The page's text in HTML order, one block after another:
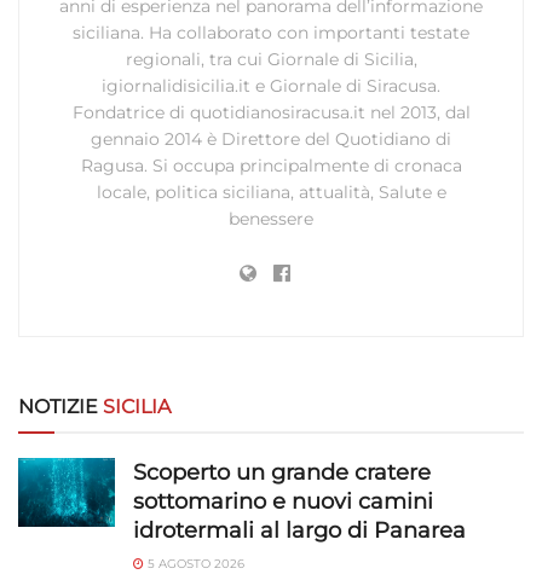
Abbinare e combinare dati provenienti da altre
fonti di dati, Collegare diversi dispositivi,
Identificare i dispositivi in base alle informazioni
trasmesse automaticamente.
Utilizzare dati di geolocalizzazione precisi,
Riconoscere i dispositivi in base a informazioni
richieste attivamente.
Garantire la sicurezza, prevenire e
anni di esperienza nel panorama dell’informazione
siciliana. Ha collaborato con importanti testate
regionali, tra cui Giornale di Sicilia,
igiornalidisicilia.it e Giornale di Siracusa.
Fondatrice di quotidianosiracusa.it nel 2013, dal
gennaio 2014 è Direttore del Quotidiano di
Ragusa. Si occupa principalmente di cronaca
locale, politica siciliana, attualità, Salute e
benessere
NOTIZIE SICILIA
Scoperto un grande cratere
sottomarino e nuovi camini
idrotermali al largo di Panarea
5 AGOSTO 2026